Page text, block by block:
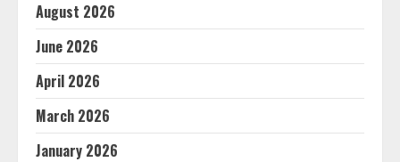
August 2026
June 2026
April 2026
March 2026
January 2026